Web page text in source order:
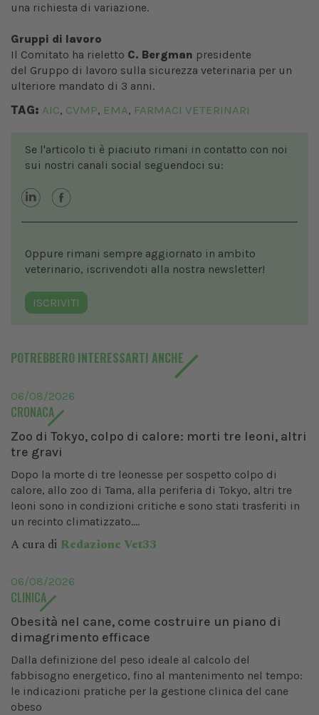
una richiesta di variazione.
Gruppi di lavoro
Il Comitato ha rieletto C. Bergman presidente
del Gruppo di lavoro sulla sicurezza veterinaria per un
ulteriore mandato di 3 anni.
TAG: AIC, CVMP, EMA, FARMACI VETERINARI
Se l'articolo ti è piaciuto rimani in contatto con noi
sui nostri canali social seguendoci su:
Oppure rimani sempre aggiornato in ambito
veterinario, iscrivendoti alla nostra newsletter!
ISCRIVITI
POTREBBERO INTERESSARTI ANCHE
06/08/2026
CRONACA
Zoo di Tokyo, colpo di calore: morti tre leoni, altri
tre gravi
Dopo la morte di tre leonesse per sospetto colpo di
calore, allo zoo di Tama, alla periferia di Tokyo, altri tre
leoni sono in condizioni critiche e sono stati trasferiti in
un recinto climatizzato....
A cura di Redazione Vet33
06/08/2026
CLINICA
Obesità nel cane, come costruire un piano di
dimagrimento efficace
Dalla definizione del peso ideale al calcolo del
fabbisogno energetico, fino al mantenimento nel tempo:
le indicazioni pratiche per la gestione clinica del cane
obeso